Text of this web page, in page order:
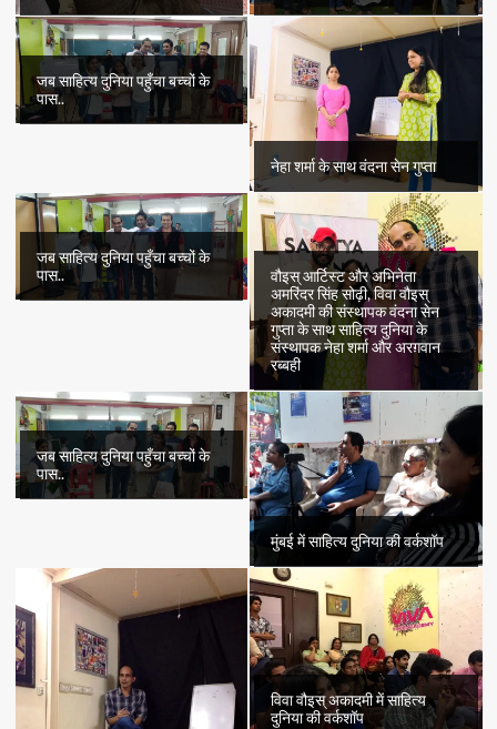
जब साहित्य दुनिया पहुँचा बच्चों के
पास..
नेहा शर्मा के साथ वंदना सेन गुप्ता
जब साहित्य दुनिया पहुँचा बच्चों के
पास..
वौइस् आर्टिस्ट और अभिनेता
अमरिंदर सिंह सोढ़ी, विवा वौइस्
अकादमी की संस्थापक वंदना सेन
गुप्ता के साथ साहित्य दुनिया के
संस्थापक नेहा शर्मा और अरग़वान
रब्बही
जब साहित्य दुनिया पहुँचा बच्चों के
पास..
मुंबई में साहित्य दुनिया की वर्कशॉप
विवा वौइस् अकादमी में साहित्य
दुनिया की वर्कशॉप